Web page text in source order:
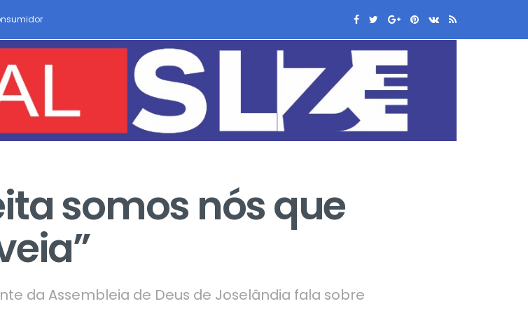
somos nós que
da Assembleia de Deus de Joselândia fala sobre